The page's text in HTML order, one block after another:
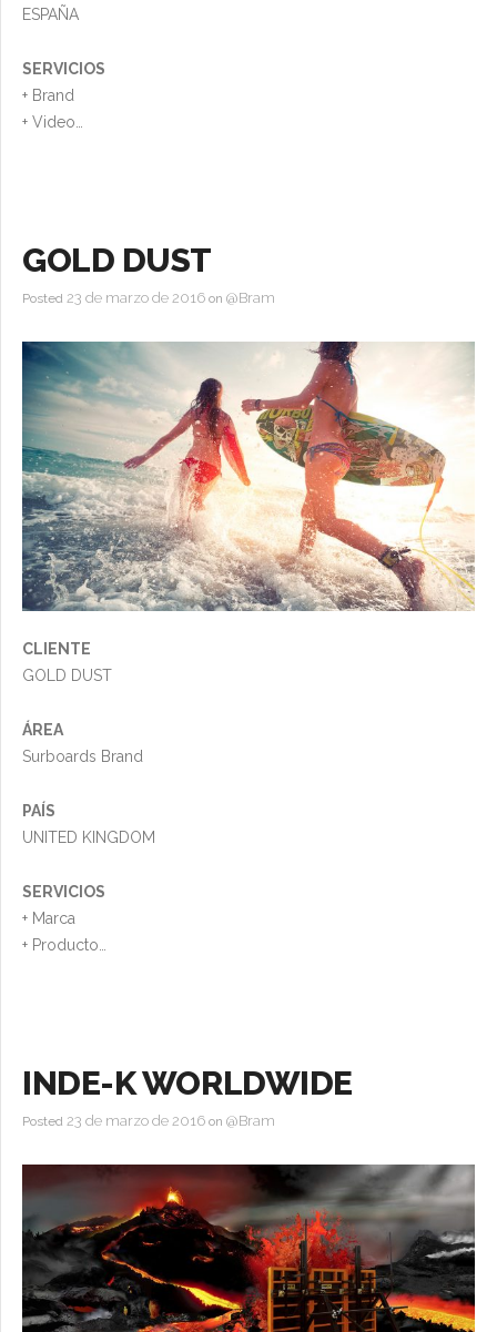
ESPAÑA
SERVICIOS
+ Brand
+ Video
GOLD DUST
Posted 23 de marzo de 2016 on @Bram
CLIENTE
GOLD DUST
ÁREA
Surboards Brand
PAÍS
UNITED KINGDOM
SERVICIOS
+ Marca
+ Producto
INDE-K WORLDWIDE
Posted 23 de marzo de 2016 on @Bram